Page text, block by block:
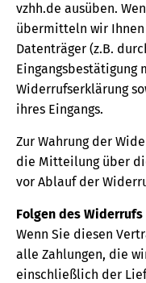
vzhh.de ausüben.
übermitteln wir
Datenträger (z.B.
Widerrufserklärung
ihres Eingangs.
Zur Wahrung der
die Mitteilung über
vor Ablauf der
Folgen des Widerrufs
Wenn Sie diesen
alle Zahlungen, die
einschließlich der